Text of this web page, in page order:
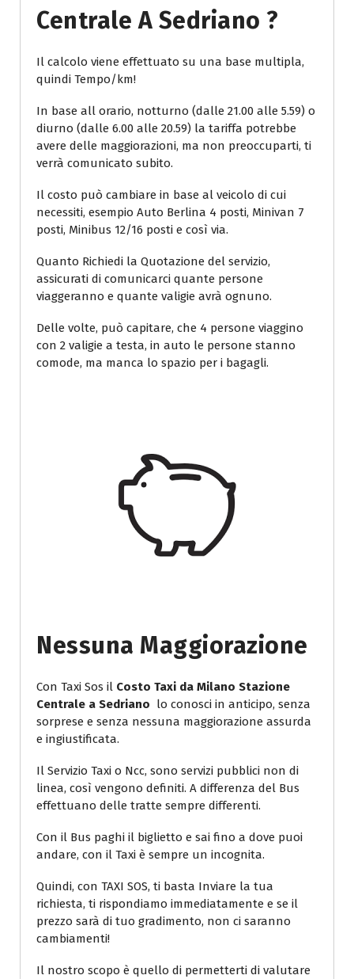
Centrale A Sedriano ?
Il calcolo viene effettuato su una base multipla,
quindi Tempo/km!
In base all orario, notturno (dalle 21.00 alle 5.59) o
diurno (dalle 6.00 alle 20.59) la tariffa potrebbe
avere delle maggiorazioni, ma non preoccuparti, ti
verrà comunicato subito.
Il costo può cambiare in base al veicolo di cui
necessiti, esempio Auto Berlina 4 posti, Minivan 7
posti, Minibus 12/16 posti e così via.
Quanto Richiedi la Quotazione del servizio,
assicurati di comunicarci quante persone
viaggeranno e quante valigie avrà ognuno.
Delle volte, può capitare, che 4 persone viaggino
con 2 valigie a testa, in auto le persone stanno
comode, ma manca lo spazio per i bagagli.
Nessuna Maggiorazione
Con Taxi Sos il Costo Taxi da Milano Stazione
Centrale a Sedriano lo conosci in anticipo, senza
sorprese e senza nessuna maggiorazione assurda
e ingiustificata.
Il Servizio Taxi o Ncc, sono servizi pubblici non di
linea, così vengono definiti. A differenza del Bus
effettuano delle tratte sempre differenti.
Con il Bus paghi il biglietto e sai fino a dove puoi
andare, con il Taxi è sempre un incognita.
Quindi, con TAXI SOS, ti basta Inviare la tua
richiesta, ti rispondiamo immediatamente e se il
prezzo sarà di tuo gradimento, non ci saranno
cambiamenti!
Il nostro scopo è quello di permetterti di valutare